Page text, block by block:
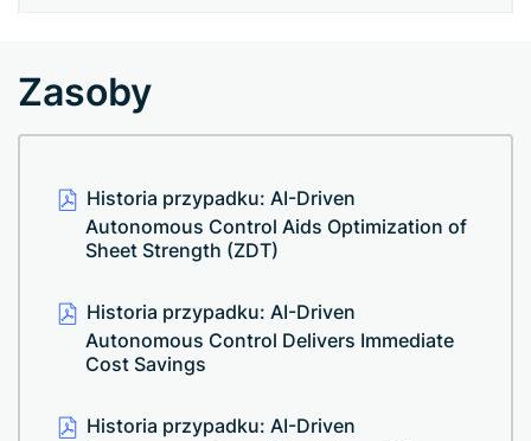
Zasoby
Historia przypadku: AI-Driven
Autonomous Control Aids Optimization of
Sheet Strength (ZDT)
Historia przypadku: AI-Driven
Autonomous Control Delivers Immediate
Cost Savings
Historia przypadku: AI-Driven